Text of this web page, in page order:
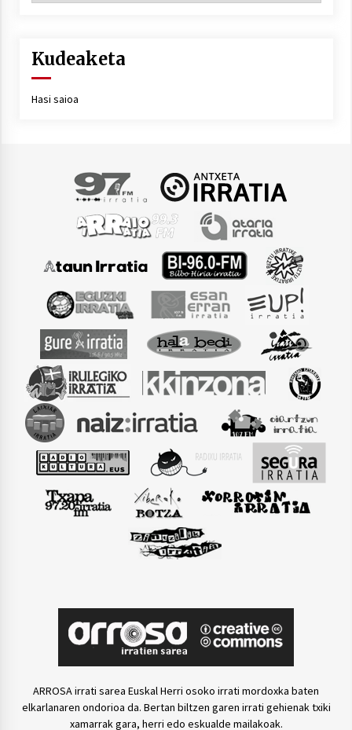
Kudeaketa
Hasi saioa
ARROSA irrati sarea Euskal Herri osoko irrati mordoxka baten
elkarlanaren ondorioa da. Bertan biltzen garen irrati gehienak txiki
xamarrak gara, herri edo eskualde mailakoak.